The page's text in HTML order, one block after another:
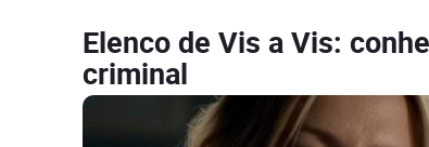
Elenco de Vis a Vis:
criminal